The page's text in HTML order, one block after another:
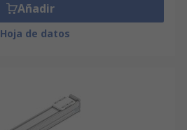
Añadir
Hoja de datos